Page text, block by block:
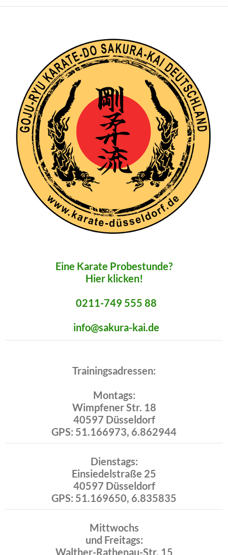
Eine Karate Probestunde?
Hier klicken!
0211-749 555 88
info@sakura-kai.de
Trainingsadressen:
Montags:
Wimpfener Str. 18
40597 Düsseldorf
GPS: 51.166973, 6.862944
Dienstags:
Einsiedelstraße 25
40597 Düsseldorf
GPS: 51.169650, 6.835835
Mittwochs
und Freitags:
Walther-Rathenau-Str. 15